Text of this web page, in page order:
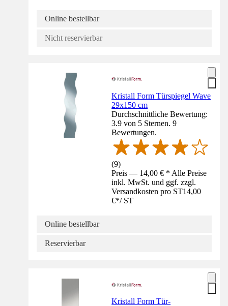
Online bestellbar
Nicht reservierbar
Kristall Form Türspiegel Wave
29x150 cm
Durchschnittliche Bewertung:
3.9 von 5 Sternen. 9
Bewertungen.
(9)
Preis — 14,00 € * Alle Preise
inkl. MwSt. und ggf. zzgl.
Versandkosten pro ST14,00
€*/ ST
Online bestellbar
Reservierbar
Kristall Form Tür-